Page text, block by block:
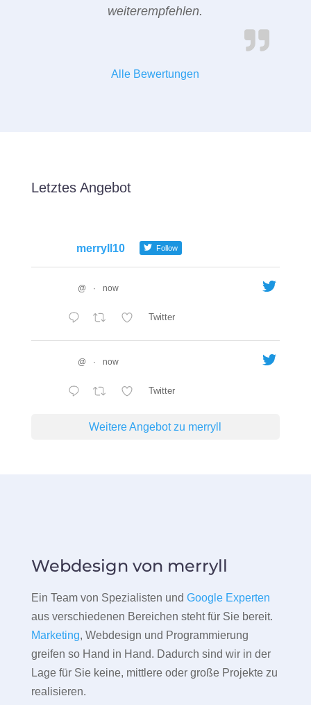
weiterempfehlen.
Alle Bewertungen
Letztes Angebot
merryll10 Follow
@ · now
Twitter
@ · now
Twitter
Weitere Angebot zu merryll
Webdesign von merryll
Ein Team von Spezialisten und Google Experten
aus verschiedenen Bereichen steht für Sie bereit.
Marketing, Webdesign und Programmierung
greifen so Hand in Hand. Dadurch sind wir in der
Lage für Sie keine, mittlere oder große Projekte zu
realisieren.